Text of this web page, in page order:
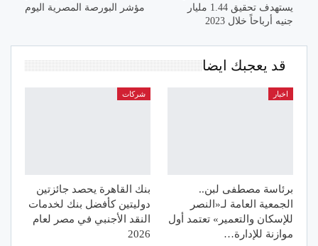
يستهدف تحقيق 1.44 مليار
جنيه أرباحاً خلال 2023
مؤشر البورصة المصرية اليوم
قد يعجبك ايضا
اخبار
برئاسة مصطفى لبن..
الجمعية العامة لـ«النصر
للإسكان والتعمير» تعتمد أول
موازنة للإدارة…
شركات
بنك القاهرة يحصد جائزتين
دوليتين كأفضل بنك لخدمات
النقد الأجنبي في مصر لعام
2026